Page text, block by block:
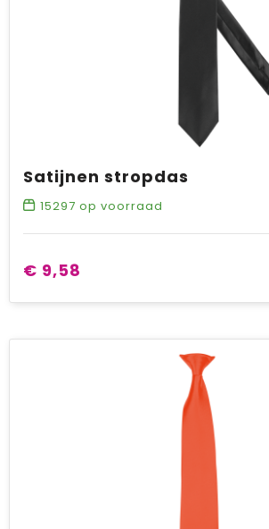
Satijnen stropdas
15297 op voorraad
€ 9,58